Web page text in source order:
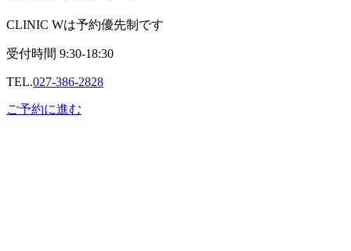
CLINIC Wは予約優先制です
受付時間 9:30-18:30
TEL.027-386-2828
ご予約に進む